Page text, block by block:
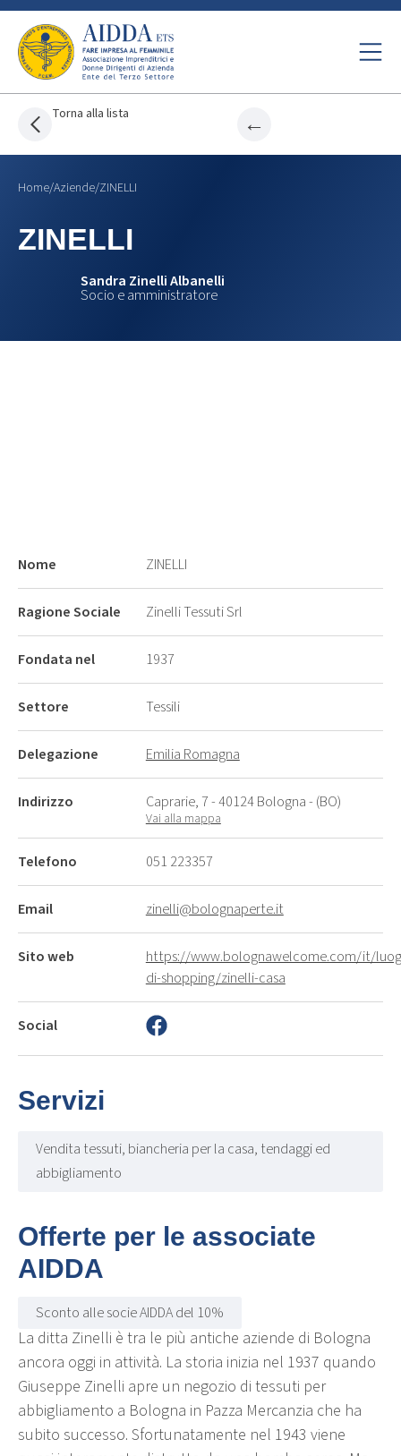
Torna alla lista ←
Home/Aziende/ZINELLI
ZINELLI
Sandra Zinelli Albanelli
Socio e amministratore
Nome ZINELLI
Ragione Sociale Zinelli Tessuti Srl
Fondata nel 1937
Settore Tessili
Delegazione Emilia Romagna
Indirizzo Caprarie, 7 - 40124 Bologna - (BO)
Vai alla mappa
Telefono 051 223357
Email zinelli@bolognaperte.it
Sito web
https://www.bolognawelcome.com/it/
di-shopping/zinelli-casa
Social
Servizi
Vendita tessuti, biancheria per la casa, tendaggi ed
abbigliamento
Offerte per le associate
AIDDA
Sconto alle socie AIDDA del 10%
La ditta Zinelli è tra le più antiche aziende di Bologna
ancora oggi in attività. La storia inizia nel 1937 quando
Giuseppe Zinelli apre un negozio di tessuti per
abbigliamento a Bologna in Pazza Mercanzia che ha
subito successo. Sfortunatamente nel 1943 viene